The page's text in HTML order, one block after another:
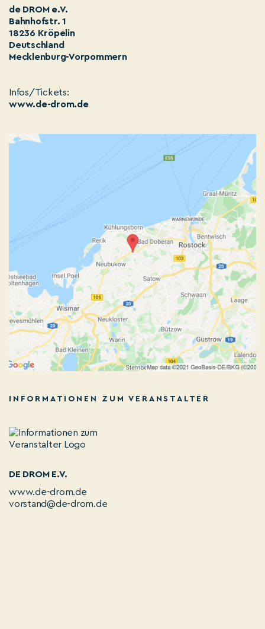
de DROM e.V.
Bahnhofstr. 1
18236 Kröpelin
Deutschland
Mecklenburg-Vorpommern
Infos/Tickets:
www.de-drom.de
INFORMATIONEN ZUM VERANSTALTER
DE DROM E.V.
www.de-drom.de
vorstand@de-drom.de